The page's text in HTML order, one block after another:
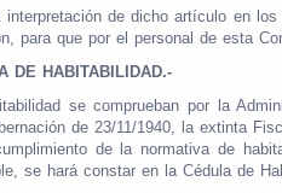
de dicho artículo en
para que por el personal de esta
DE HABITABILIDAD.-
se comprueban por la
de 23/11/1940, la extinta
de la normativa de
se hará constar en la Cédula de